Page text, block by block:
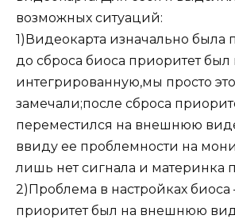
возможных ситуаций:
1)Видеокарта изначально
до сброса биоса приоритет был
интегрированную,мы просто
замечали;после сброса
переместился на внешнюю
ввиду ее проблемности на
лишь нет сигнала и материнка
2)Проблема в настройках
приоритет был на внешнюю